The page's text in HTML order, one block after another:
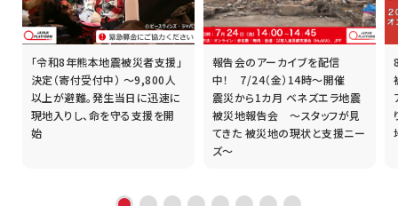
「令和8年熊本地震被災者支援」
決定（寄付受付中） ～9,800人
以上が避難。発生当日に迅速に
現地入りし、命を守る支援を開
始
報告会のアーカイブを配信
中！ 7/24（金）14時～開催
震災から1カ月 ベネズエラ地震
被災地報告会 ～スタッフが見
てきた 被災地の現状と支援ニー
ズ～